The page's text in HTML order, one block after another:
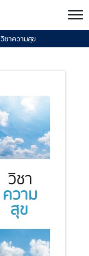
วิชาความสุข